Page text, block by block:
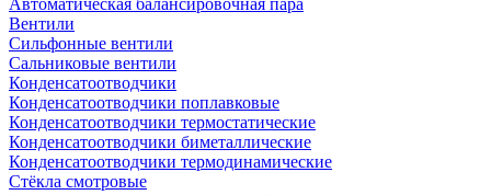
Автоматическая балансировочная пара
Вентили
Сильфонные вентили
Сальниковые вентили
Конденсатоотводчики
Конденсатоотводчики поплавковые
Конденсатоотводчики термостатические
Конденсатоотводчики биметаллические
Конденсатоотводчики термодинамические
Стёкла смотровые